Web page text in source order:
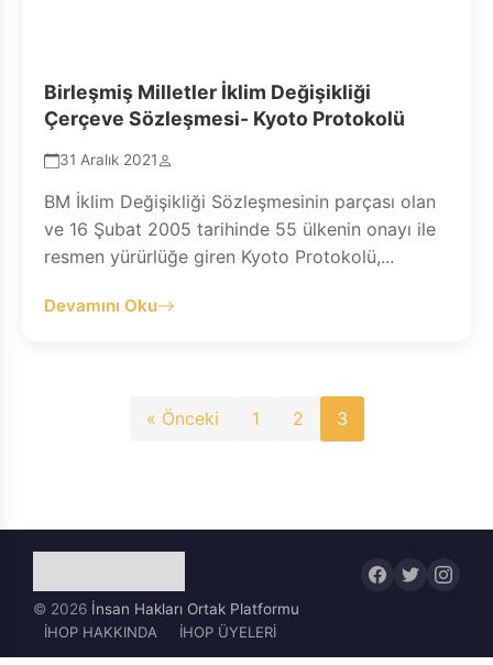
Birleşmiş Milletler İklim Değişikliği
Çerçeve Sözleşmesi- Kyoto Protokolü
31 Aralık 2021
BM İklim Değişikliği Sözleşmesinin parçası olan
ve 16 Şubat 2005 tarihinde 55 ülkenin onayı ile
resmen yürürlüğe giren Kyoto Protokolü,...
Devamını Oku
Yazı
« Önceki 1 2 3
© 2026 İnsan Hakları Ortak Platformu
İHOP HAKKINDA
İHOP ÜYELERİ